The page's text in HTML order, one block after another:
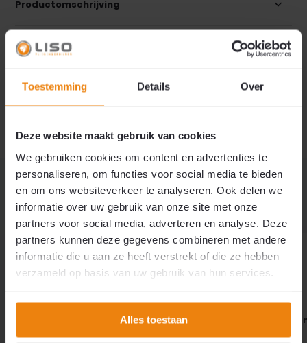
Toestemming Details Over
Deze website maakt gebruik van cookies
We gebruiken cookies om content en advertenties te
personaliseren, om functies voor social media te bieden
en om ons websiteverkeer te analyseren. Ook delen we
informatie over uw gebruik van onze site met onze
partners voor social media, adverteren en analyse. Deze
partners kunnen deze gegevens combineren met andere
informatie die u aan ze heeft verstrekt of die ze hebben
verzameld op basis van uw gebruik van hun services.
Alles toestaan
Productomschrijving
Specificaties
Reviews
Delen
MISSCHIEN OOK INTERESSANT?
Direct mee bestellen
Industriële RVS "Kapstok"
incl. montagemateriaal
Rol pvc 200x2mm a 50